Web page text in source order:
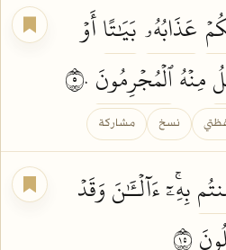
عَذَابُهُۥ بَيَٰتًاأَوۡ
مِنۡهُٱلۡمُجۡرِمُونَ
نسخ مشاركة
بِهِۦٓۚ ءَآلۡـَٰٔنَ وَقَدۡ